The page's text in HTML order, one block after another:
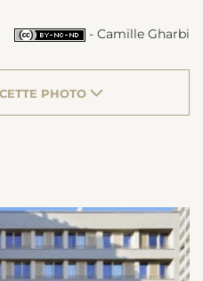
- Camille Gharbi
PHOTO